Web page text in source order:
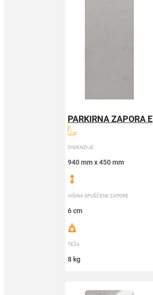
PARKIRNA ZAPORA E
DIMENZIJE
940 mm x 450 mm
VIŠINA SPUŠČENE ZAPORE
6 cm
TEŽA
8 kg